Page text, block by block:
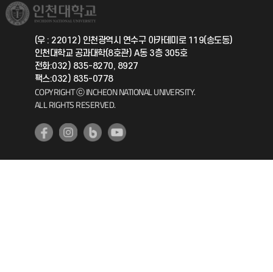
취업정보(학생)
총동문회
국제지원과
공자아카데미
기초교육원
(우 : 22012) 인천광역시 연수구 아카데미로 119(송도동)
인천대학교 공과대학(8호관) A동 3층 305호
전화:032) 835-8270, 8927
팩스:032) 835-0778
COPYRIGHT ⓒ INCHEON NATIONAL UNIVERSITY.
ALL RIGHTS RESERVED.